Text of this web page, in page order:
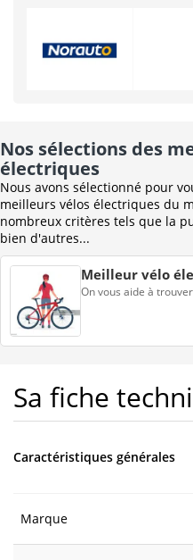
Nos sélections des
électriques
Nous avons sélectionné pour
meilleurs vélos électriques du
nombreux critères tels que la
bien d'autres...
Meilleur vélo
On vous aide à
Sa fiche
Caractéristiques générales
Marque